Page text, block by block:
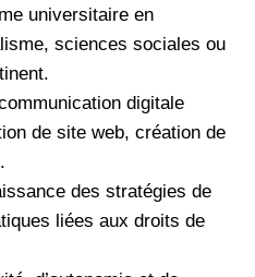
universitaire en
sciences sociales ou
digitale
de site web, création de
des stratégies de
liées aux droits de